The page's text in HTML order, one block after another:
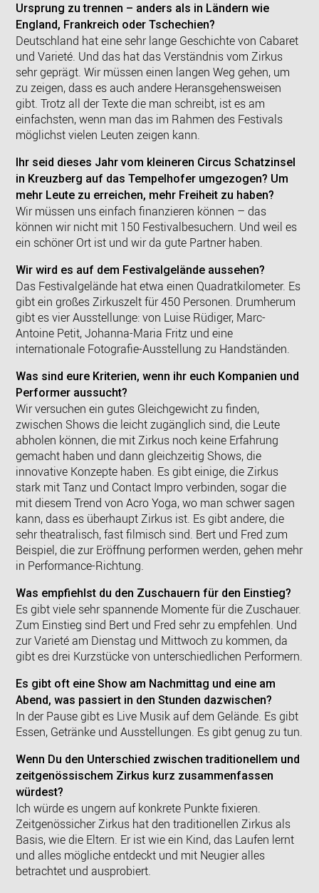
Ursprung zu trennen – anders als in Ländern wie
England, Frankreich oder Tschechien?
Deutschland hat eine sehr lange Geschichte von Cabaret
und Varieté. Und das hat das Verständnis vom Zirkus
sehr geprägt. Wir müssen einen langen Weg gehen, um
zu zeigen, dass es auch andere Heransgehensweisen
gibt. Trotz all der Texte die man schreibt, ist es am
einfachsten, wenn man das im Rahmen des Festivals
möglichst vielen Leuten zeigen kann.
Ihr seid dieses Jahr vom kleineren Circus Schatzinsel
in Kreuzberg auf das Tempelhofer umgezogen? Um
mehr Leute zu erreichen, mehr Freiheit zu haben?
Wir müssen uns einfach finanzieren können – das
können wir nicht mit 150 Festivalbesuchern. Und weil es
ein schöner Ort ist und wir da gute Partner haben.
Wir wird es auf dem Festivalgelände aussehen?
Das Festivalgelände hat etwa einen Quadratkilometer. Es
gibt ein großes Zirkuszelt für 450 Personen. Drumherum
gibt es vier Ausstellunge: von Luise Rüdiger, Marc-
Antoine Petit, Johanna-Maria Fritz und eine
internationale Fotografie-Ausstellung zu Handständen.
Was sind eure Kriterien, wenn ihr euch Kompanien und
Performer aussucht?
Wir versuchen ein gutes Gleichgewicht zu finden,
zwischen Shows die leicht zugänglich sind, die Leute
abholen können, die mit Zirkus noch keine Erfahrung
gemacht haben und dann gleichzeitig Shows, die
innovative Konzepte haben. Es gibt einige, die Zirkus
stark mit Tanz und Contact Impro verbinden, sogar die
mit diesem Trend von Acro Yoga, wo man schwer sagen
kann, dass es überhaupt Zirkus ist. Es gibt andere, die
sehr theatralisch, fast filmisch sind. Bert und Fred zum
Beispiel, die zur Eröffnung performen werden, gehen mehr
in Performance-Richtung.
Was empfiehlst du den Zuschauern für den Einstieg?
Es gibt viele sehr spannende Momente für die Zuschauer.
Zum Einstieg sind Bert und Fred sehr zu empfehlen. Und
zur Varieté am Dienstag und Mittwoch zu kommen, da
gibt es drei Kurzstücke von unterschiedlichen Performern.
Es gibt oft eine Show am Nachmittag und eine am
Abend, was passiert in den Stunden dazwischen?
In der Pause gibt es Live Musik auf dem Gelände. Es gibt
Essen, Getränke und Ausstellungen. Es gibt genug zu tun.
Wenn Du den Unterschied zwischen traditionellem und
zeitgenössischem Zirkus kurz zusammenfassen
würdest?
Ich würde es ungern auf konkrete Punkte fixieren.
Zeitgenössicher Zirkus hat den traditionellen Zirkus als
Basis, wie die Eltern. Er ist wie ein Kind, das Laufen lernt
und alles mögliche entdeckt und mit Neugier alles
betrachtet und ausprobiert.